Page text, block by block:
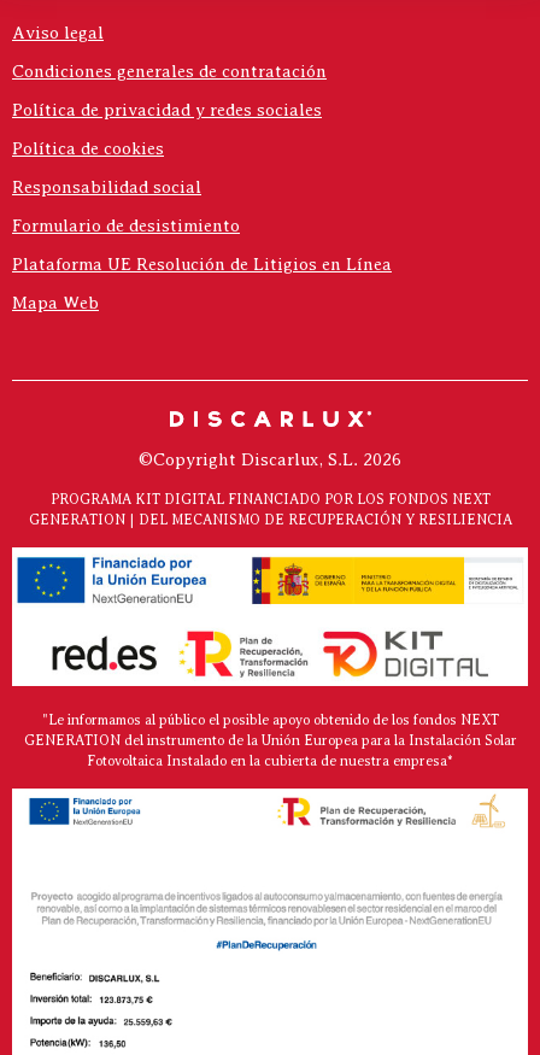
Aviso legal
Condiciones generales de contratación
Política de privacidad y redes sociales
Política de cookies
Responsabilidad social
Formulario de desistimiento
Plataforma UE Resolución de Litigios en Línea
Mapa Web
©Copyright Discarlux, S.L. 2026
PROGRAMA KIT DIGITAL FINANCIADO POR LOS FONDOS NEXT
GENERATION | DEL MECANISMO DE RECUPERACIÓN Y RESILIENCIA
"Le informamos al público el posible apoyo obtenido de los fondos NEXT
GENERATION del instrumento de la Unión Europea para la Instalación Solar
Fotovoltaica Instalado en la cubierta de nuestra empresa*